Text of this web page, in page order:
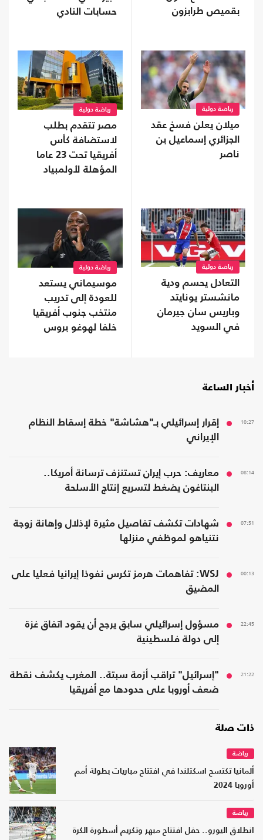
بقميص طرابزون
حسابات النادي
رياضة دولية
ميلان يعلن فسخ عقد
الجزائري إسماعيل بن
ناصر
رياضة دولية
مصر تتقدم بطلب
لاستضافة كأس
أفريقيا تحت 23 عاما
المؤهلة لأولمبياد
رياضة دولية
التعادل يحسم ودية
مانشستر يونايتد
وباريس سان جيرمان
في السويد
رياضة دولية
موسيماني يستعد
للعودة إلى تدريب
منتخب جنوب أفريقيا
خلفا لهوغو بروس
أخبار الساعة
10:27
إقرار إسرائيلي بـ"هشاشة" خطة إسقاط النظام
الإيراني
08:14
معاريف: حرب إيران تستنزف ترسانة أمريكا..
البنتاغون يضغط لتسريع إنتاج الأسلحة
07:51
شهادات تكشف تفاصيل مثيرة لإذلال وإهانة زوجة
نتنياهو لموظفي منزلها
00:13
WSJ: تفاهمات هرمز تكرس نفوذا إيرانيا فعليا على
المضيق
22:45
مسؤول إسرائيلي سابق يرجح أن يقود اتفاق غزة
إلى دولة فلسطينية
21:22
"إسرائيل" تراقب أزمة سبتة.. المغرب يكشف نقطة
ضعف أوروبا على حدودها مع أفريقيا
ذات صلة
رياضة
ألمانيا تكتسح اسكتلندا في افتتاح مباريات بطولة أمم
أوروبا 2024
رياضة
انطلاق اليورو.. حفل افتتاح مبهر وتكريم أسطورة الكرة